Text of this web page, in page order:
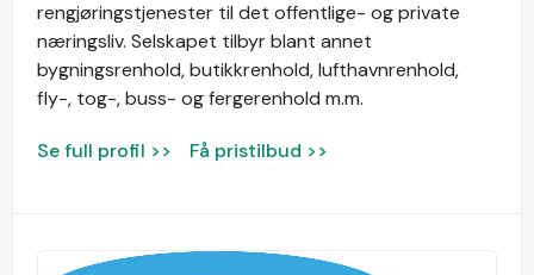
rengjøringstjenester til det offentlige- og private
næringsliv. Selskapet tilbyr blant annet
bygningsrenhold, butikkrenhold, lufthavnrenhold,
fly-, tog-, buss- og fergerenhold m.m.
Se full profil >> Få pristilbud >>